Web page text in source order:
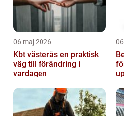
06 maj 2026
Kbt västerås en praktisk
väg till förändring i
vardagen